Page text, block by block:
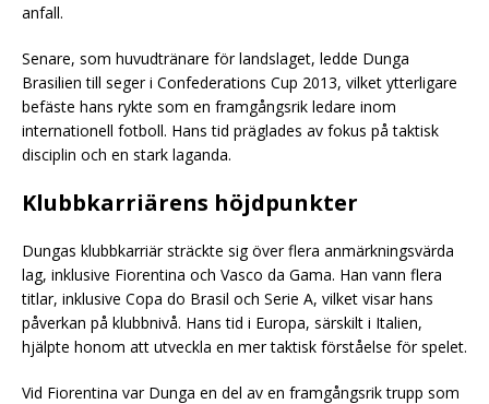
anfall.
Senare, som huvudtränare för landslaget, ledde Dunga
Brasilien till seger i Confederations Cup 2013, vilket ytterligare
befäste hans rykte som en framgångsrik ledare inom
internationell fotboll. Hans tid präglades av fokus på taktisk
disciplin och en stark laganda.
Klubbkarriärens höjdpunkter
Dungas klubbkarriär sträckte sig över flera anmärkningsvärda
lag, inklusive Fiorentina och Vasco da Gama. Han vann flera
titlar, inklusive Copa do Brasil och Serie A, vilket visar hans
påverkan på klubbnivå. Hans tid i Europa, särskilt i Italien,
hjälpte honom att utveckla en mer taktisk förståelse för spelet.
Vid Fiorentina var Dunga en del av en framgångsrik trupp som